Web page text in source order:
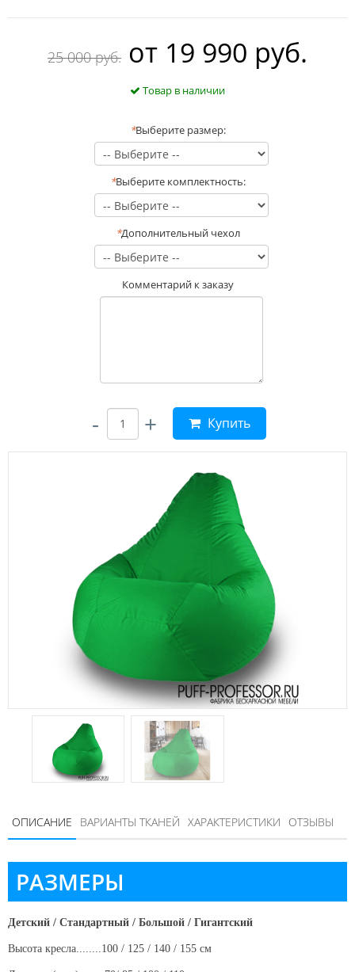
25 000 руб. oт 19 990 руб.
Товар в наличии
*Выберите размер:
*Выберите комплектность:
*Дополнительный чехол
Комментарий к заказу
- + Купить
ОПИСАНИЕ ВАРИАНТЫ ТКАНЕЙ ХАРАКТЕРИСТИКИ ОТЗЫВЫ
РАЗМЕРЫ
Детский / Стандартный / Большой / Гигантский
Высота кресла........100 / 125 / 140 / 155 см